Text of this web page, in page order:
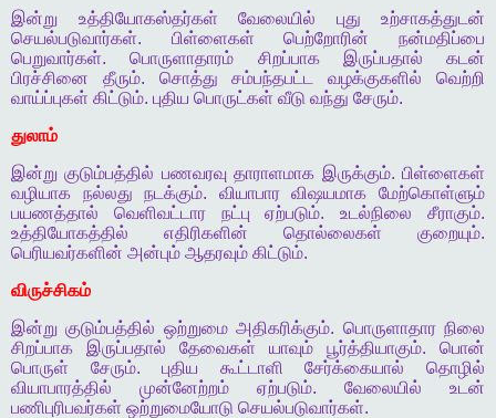
இன்று
உத்தியோகஸ்தர்கள் வேலையில் புது
உற்சாகத்துடன்
செயல்படுவார்கள். பிள்ளைகள் பெற்றோரின்
நன்மதிப்பை
பெறுவார்கள்.பொருளாதாரம் சிறப்பாக இருப்பதால்
கடன்
பிரச்சினை
தீரும். சொத்து சம்பந்தபட்ட வழக்குகளில்
வெற்றி
வாய்ப்புகள் கிட்டும். புதிய பொருட்கள் வீடு வந்து சேரும்.
துலாம்
இன்று குடும்பத்தில் பணவரவு தாராளமாக இருக்கும்.பிள்ளைகள்
வழியாக
நல்லது நடக்கும். வியாபார விஷயமாக
மேற்கொள்ளும்
பயணத்தால்
வெளிவட்டார நட்பு ஏற்படும்.உடல்நிலை சீராகும்.
உத்தியோகத்தில்
எதிரிகளின் தொல்லைகள் குறையும்.
பெரியவர்களின் அன்பும் ஆதரவும் கிட்டும்.
விருச்சிகம்
இன்று குடும்பத்தில் ஒற்றுமை அதிகரிக்கும். பொருளாதார நிலை
சிறப்பாக
இருப்பதால் தேவைகள் யாவும் பூர்த்தியாகும். பொன்
பொருள்
சேரும்.புதிய கூட்டாளி சேர்க்கையால்
தொழில்
வியாபாரத்தில்
முன்னேற்றம் ஏற்படும். வேலையில்
உடன்
பணிபுரிபவர்கள் ஒற்றுமையோடு செயல்படுவார்கள்.